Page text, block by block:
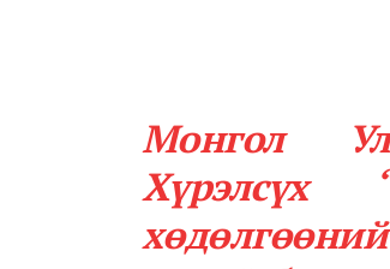
Монгол
Хүрэлсүх